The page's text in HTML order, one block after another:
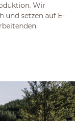
Wir
und setzen auf E-